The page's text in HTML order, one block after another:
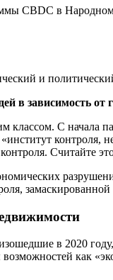
CBDC в
и
в зависимость
классом. С начала
Считайте
в 2020
как